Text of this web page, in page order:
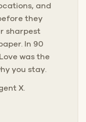
and
they
sharpest
In 90
was the
you stay.
X.